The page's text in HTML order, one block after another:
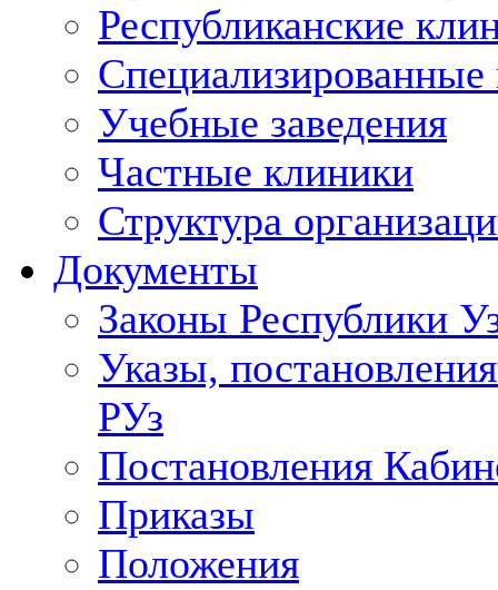
Республиканские
Учебные заведения
Частные клиники
Структура
Документы
Законы Республики
Указы,
РУз
Постановления
Приказы
Положения